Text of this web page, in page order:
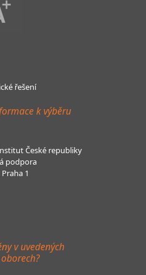
řešení
k výběru
České republiky
podpora
1
v uvedených